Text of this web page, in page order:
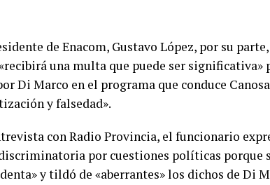
de Enacom, Gustavo López, por su
una multa que puede ser significativa»
Di Marco en el programa que conduce
y falsedad».
con Radio Provincia, el funcionario
por cuestiones políticas porque
y tildó de «aberrantes» los dichos de Di